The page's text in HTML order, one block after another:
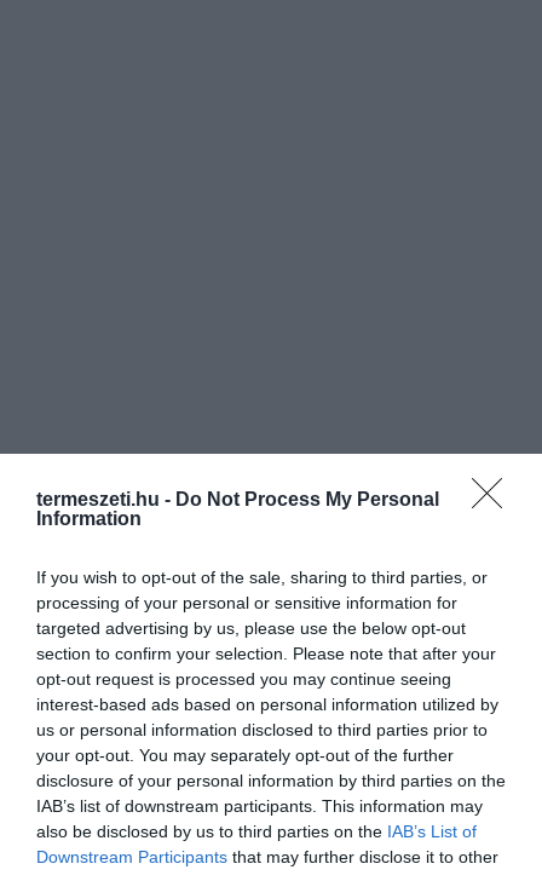
termeszeti.hu - Do Not Process My Personal
Information
If you wish to opt-out of the sale, sharing to third parties, or
processing of your personal or sensitive information for
targeted advertising by us, please use the below opt-out
section to confirm your selection. Please note that after your
opt-out request is processed you may continue seeing
interest-based ads based on personal information utilized by
us or personal information disclosed to third parties prior to
your opt-out. You may separately opt-out of the further
disclosure of your personal information by third parties on the
IAB’s list of downstream participants. This information may
also be disclosed by us to third parties on the IAB’s List of
Downstream Participants that may further disclose it to other